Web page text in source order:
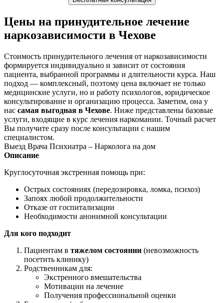
Цены на принудительное лечение
наркозависимости в Чехове
Стоимость принудительного лечения от наркозависимости
формируется индивидуально и зависит от состояния
пациента, выбранной программы и длительности курса. Наш
подход — комплексный, поэтому цена включает не только
медицинские услуги, но и работу психологов, юридическое
консультирование и организацию процесса. Заметим, она у
нас самая выгодная в Чехове. Ниже представлены базовые
услуги, входящие в курс лечения наркомании. Точный расчет
Вы получите сразу после консультации с нашим
специалистом.
Выезд Врача Психиатра – Нарколога на дом
Описание
Круглосуточная экстренная помощь при:
Острых состояниях (передозировка, ломка, психоз)
Запоях любой продолжительности
Отказе от госпитализации
Необходимости анонимной консультации
Для кого подходит
Пациентам в тяжелом состоянии (невозможность
посетить клинику)
Родственникам для:
Экстренного вмешательства
Мотивации на лечение
Получения профессиональной оценки